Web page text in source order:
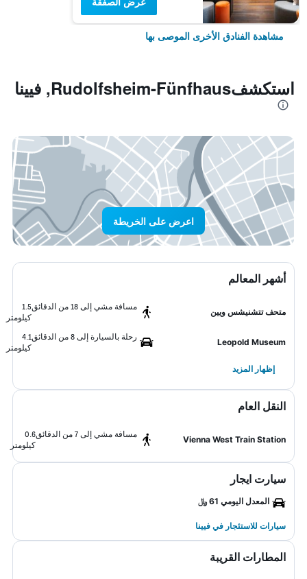
مشاهدة الفنادق الأخرى الموصى بها
استكشفRudolfsheim-Fünfhaus, فيينا
اعرض على الخريطة
أشهر المعالم
متحف تتشنيشس ويين
مسافة مشي إلى 18 من الدقائق
1.5
كيلومتر
Leopold Museum
رحلة بالسيارة إلى 8 من الدقائق
4.1
كيلومتر
إظهار المزيد
النقل العام
Vienna West Train Station
مسافة مشي إلى 7 من الدقائق
0.6
كيلومتر
سيارت ايجار
المعدل اليومي 61 ﷼
سيارات للاستئجار في فيينا
المطارات القريبة